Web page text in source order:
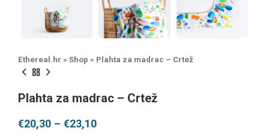
Ethereal.hr » Shop » Plahta za madrac – Crtež
Plahta za madrac – Crtež
€20,30 – €23,10